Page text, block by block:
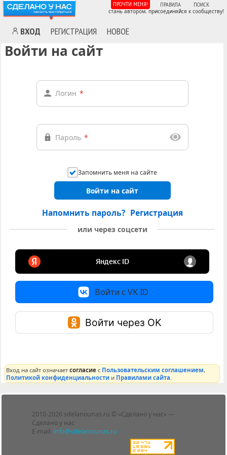
ВХОД РЕГИСТРАЦИЯ НОВОЕ
ПРОЧТИ МЕНЯ! ПРАВИЛА ПОИСК
стань автором. присоединяйся к сообществу!
Войти на сайт
Логин *
Пароль *
Запомнить меня на сайте
Войти на сайт
Напомнить пароль? Регистрация
или через соцсети
Войти с VK ID
Войти через OK
Вход на сайт означаетсогласие с Пользовательским соглашением,
Политикой конфиденциальности и Правилами сайта
2010-2026 sdelanounas.ru © «Сделано у нас» —
Сделано у нас
E-mail: info@sdelanounas.ru
Блоги
Люди
Политика